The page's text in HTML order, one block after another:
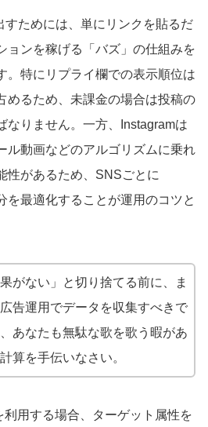
すためには、単にリンクを貼るだ
ョンを稼げる「バズ」の仕組みを
。特にリプライ欄での表示順位は
めるため、未課金の場合は投稿の
なりません。一方、Instagramは
ル動画などのアルゴリズムに乗れ
性があるため、SNSごとに
を最適化することが運用のコツと
がない」と切り捨てる前に、ま
告運用でデータを収集すべきで
あなたも無駄な歌を歌う暇があ
算を手伝いなさい。
利用する場合、ターゲット属性を